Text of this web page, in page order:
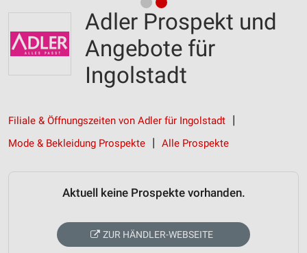
Adler Prospekt und
Angebote für
Ingolstadt
Filiale & Öffnungszeiten von Adler für Ingolstadt
Mode & Bekleidung Prospekte
Alle Prospekte
Aktuell keine Prospekte vorhanden.
ZUR HÄNDLER-WEBSEITE